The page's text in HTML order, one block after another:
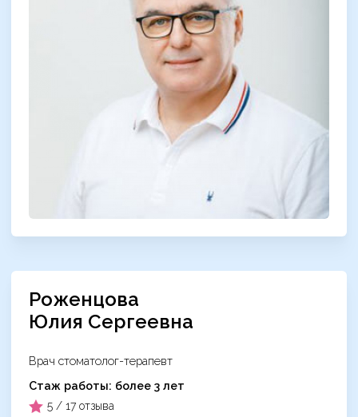
Роженцова
Юлия Сергеевна
Врач стоматолог-терапевт
Cтаж работы: более 3 лет
5 / 17 отзыва